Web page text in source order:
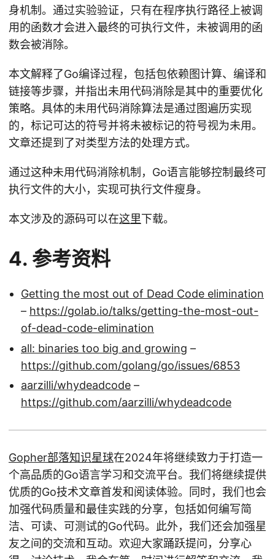
身机制。通过实验验证，只有在程序执行路径上被调
用的函数才会进入最终的可执行文件，未被调用的函
数会被消除。
本文解释了Go编译过程，包括包依赖图计算、编译和
链接等步骤，并指出未用代码消除是其中的重要优化
策略。具体的未用代码消除算法是通过图遍历实现
的，标记可达的符号并将未被标记的符号视为未用。
文章还提到了对类型方法的处理方式。
通过这种未用代码消除机制，Go语言能够控制最终可
执行文件的大小，实现可执行文件瘦身。
本文涉及的源码可以在这里下载。
4. 参考资料
Getting the most out of Dead Code elimination
– https://golab.io/talks/getting-the-most-out-
of-dead-code-elimination
all: binaries too big and growing –
https://github.com/golang/go/issues/6853
aarzilli/whydeadcode –
https://github.com/aarzilli/whydeadcode
Gopher部落知识星球在2024年将继续致力于打造一
个高品质的Go语言学习和交流平台。我们将继续提供
优质的Go技术文章首发和阅读体验。同时，我们也会
加强代码质量和最佳实践的分享，包括如何编写简
洁、可读、可测试的Go代码。此外，我们还会加强星
友之间的交流和互动。欢迎大家踊跃提问，分享心